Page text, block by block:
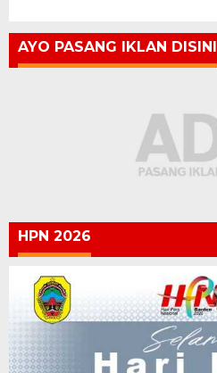
AYO PASANG IKLAN DISINI
HPN 2026